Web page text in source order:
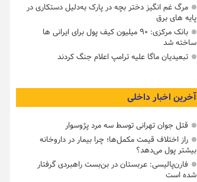
مرگ غم انگیز دختر بچه در پارک به‌دلیل دستکاری در
پایه های برق
بانک مرکزی: ۹۰ میلیون کیف پول برای ایرانی ها
ساخته شد
تبعیدیان ماگا علیه ترامپ اعلام جنگ کردند
آخرین اخبار داخلی
قتل جوان تهرانی توسط سه مرد پژوسوار
راز اختلاف قیمت مکمل‌ها؛ چرا بیمار در داروخانه
بیشتر پول می‌دهد؟
فارن‌پالیسی: عربستان در بن‌بست راهبردی گرفتار
شده است